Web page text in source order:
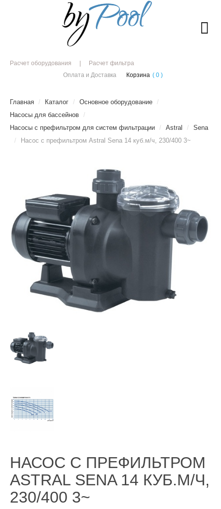
Расчет оборудования
Расчет фильтра
Оплата и Доставка
Корзина ( 0 )
Главная / Каталог / Основное оборудование /
Насосы для бассейнов /
Насосы с префильтром для систем фильтрации / Astral /
Sena
/
Насос с префильтром Astral Sena 14 куб.м/ч, 230/400 3~
НАСОС С ПРЕФИЛЬТРОМ
ASTRAL SENA 14 КУБ.М/Ч,
230/400 3~